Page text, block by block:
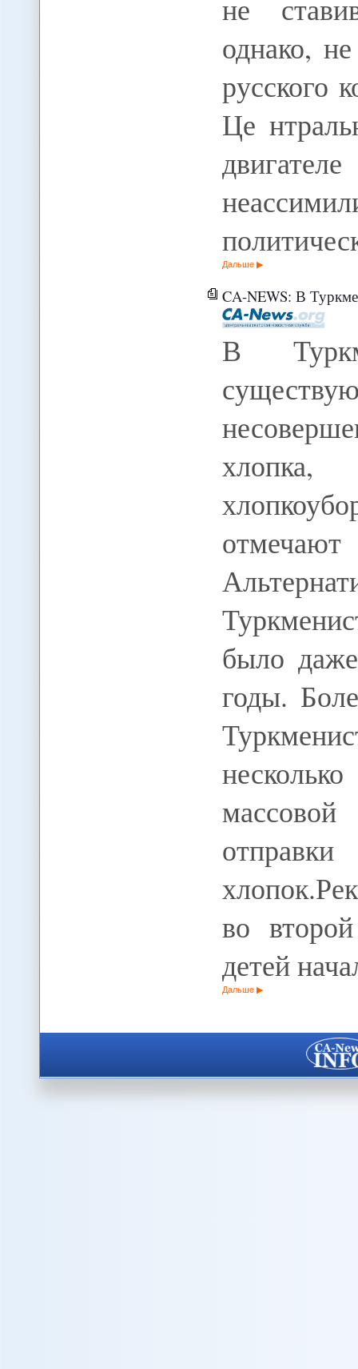
не
однако,
русского
Це
Дальше
CA-NEWS: В
В
было
годы.
массовой
во
детей
Дальше